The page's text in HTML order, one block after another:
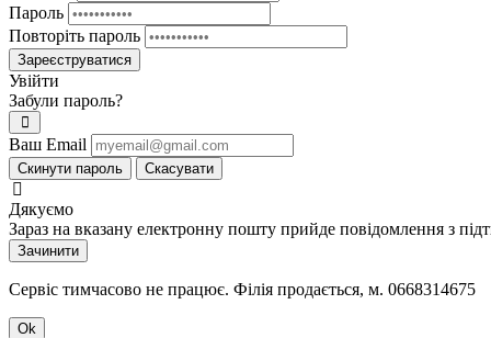
Пароль
Повторіть пароль
Зареєструватися
Увійти
Забули пароль?
Ваш Email
Скинути пароль Скасувати
Дякуємо
Зараз на вказану електронну пошту прийде повідомлення з
Зачинити
Сервіс тимчасово не працює. Філія продається, м. 0668314675
Ok